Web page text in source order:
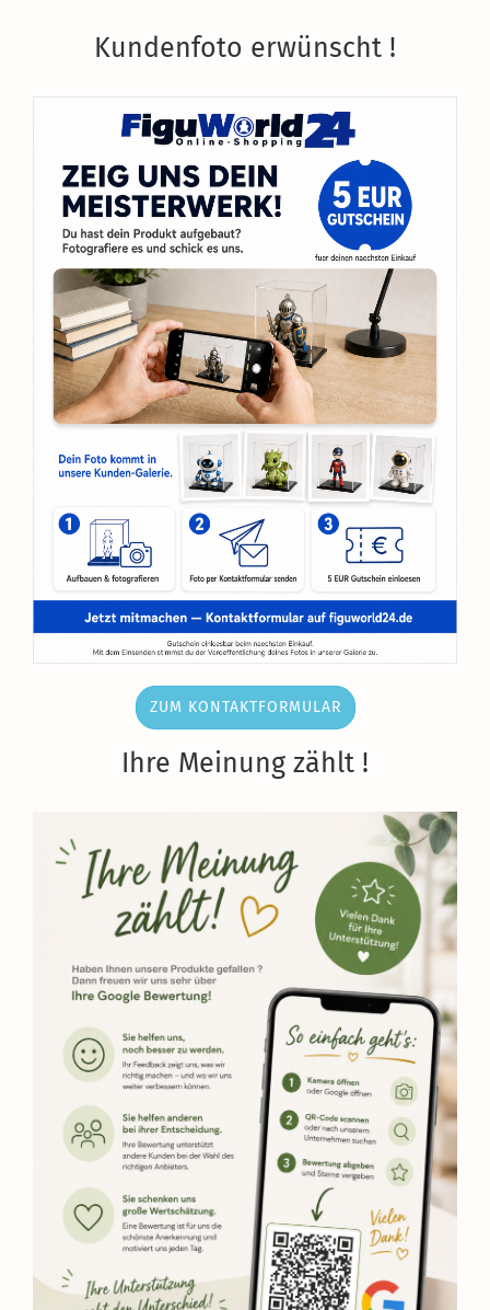
Kundenfoto erwünscht !
ZUM KONTAKTFORMULAR
Ihre Meinung zählt !